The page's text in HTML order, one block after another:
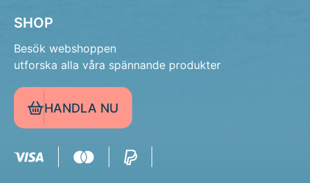
SHOP
Besök webshoppen
utforska alla våra spännande produkter
HANDLA NU